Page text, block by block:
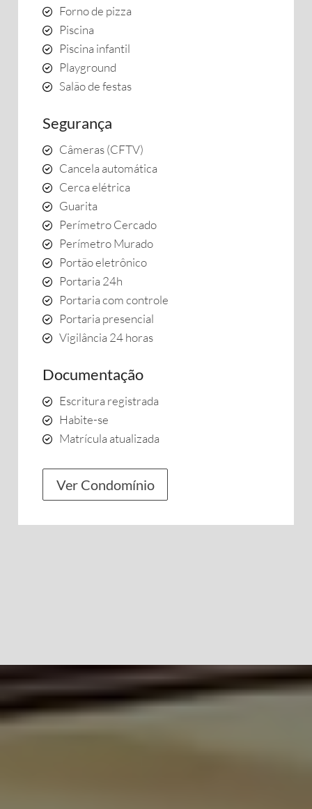
Forno de pizza
Piscina
Piscina infantil
Playground
Salão de festas
Segurança
Câmeras (CFTV)
Cancela automática
Cerca elétrica
Guarita
Perímetro Cercado
Perímetro Murado
Portão eletrônico
Portaria 24h
Portaria com controle
Portaria presencial
Vigilância 24 horas
Documentação
Escritura registrada
Habite-se
Matrícula atualizada
Ver Condomínio